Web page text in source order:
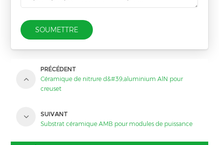
SOUMETTRE
PRÉCÉDENT
Céramique de nitrure d&#39;aluminium AlN pour
creuset
SUIVANT
Substrat céramique AMB pour modules de puissance